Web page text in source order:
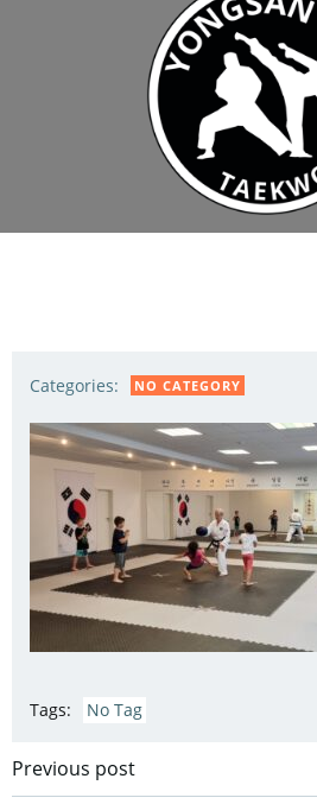
Categories: NO CATEGORY
Tags: No Tag
Post
Previous post